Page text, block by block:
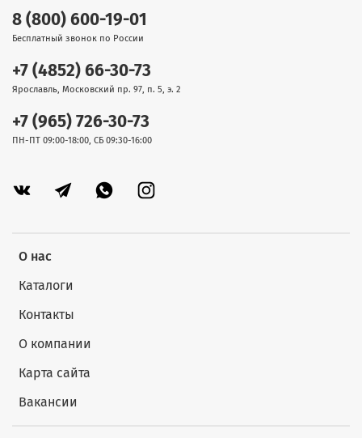
О нас
Каталоги
Контакты
О компании
Карта сайта
Вакансии
8 (800) 600-19-01
Бесплатный звонок по России
+7 (4852) 66-30-73
Ярославль, Московский пр. 97, п. 5, э. 2
+7 (965) 726-30-73
ПН-ПТ 09:00-18:00, СБ 09:30-16:00